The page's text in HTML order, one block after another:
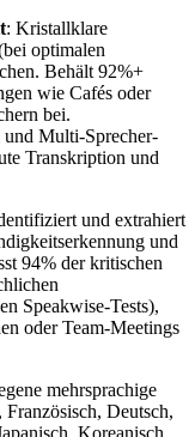
: Kristallklare
optimalen
Behält 92%+
wie Cafés oder
bei.
Multi-Sprecher-
Transkription und
und extrahiert
und
94% der kritischen
Speakwise-Tests),
oder Team-Meetings
mehrsprachige
Deutsch,